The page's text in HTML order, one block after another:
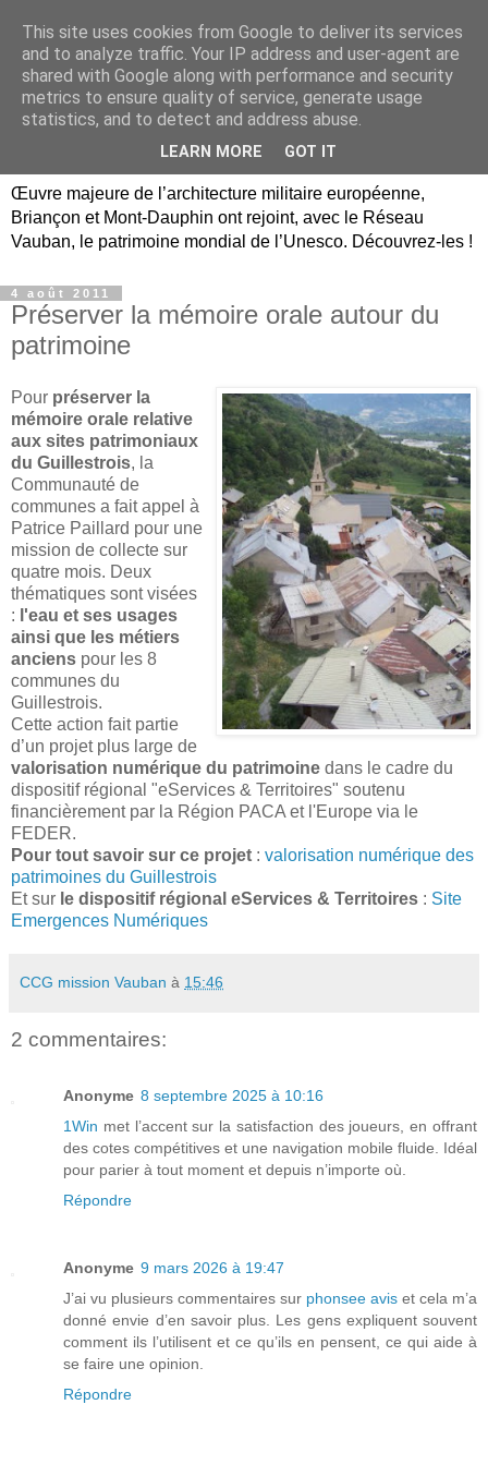
Briançon, Mont-Dauphin,
Vauban Unesco Hautes-
Œuvre majeure de l’architecture militaire européenne,
Briançon et Mont-Dauphin ont rejoint, avec le Réseau
Vauban, le patrimoine mondial de l’Unesco. Découvrez-les !
4 août 2011
Préserver la mémoire orale autour du
patrimoine
Pour préserver la
mémoire orale relative
aux sites patrimoniaux
du Guillestrois, la
Communauté de
communes a fait appel à
Patrice Paillard pour une
mission de collecte sur
quatre mois. Deux
thématiques sont visées
: l'eau et ses usages
ainsi que les métiers
anciens pour les 8
communes du
Guillestrois.
Cette action fait partie
d’un projet plus large de
valorisation numérique du patrimoine dans le cadre du
dispositif régional "eServices & Territoires" soutenu
financièrement par la Région PACA et l'Europe via le
FEDER.
Pour tout savoir sur ce projet : valorisation numérique des
patrimoines du Guillestrois
Et sur le dispositif régional eServices & Territoires : Site
Emergences Numériques
CCG mission Vauban à 15:46
2 commentaires:
Anonyme 8 septembre 2025 à 10:16
1Win met l’accent sur la satisfaction des joueurs, en offrant
des cotes compétitives et une navigation mobile fluide. Idéal
pour parier à tout moment et depuis n’importe où.
Répondre
Anonyme 9 mars 2026 à 19:47
J’ai vu plusieurs commentaires sur phonsee avis et cela m’a
donné envie d’en savoir plus. Les gens expliquent souvent
comment ils l’utilisent et ce qu’ils en pensent, ce qui aide à
se faire une opinion.
Répondre
This site uses cookies from Google to deliver its services
and to analyze traffic. Your IP address and user-agent are
shared with Google along with performance and security
metrics to ensure quality of service, generate usage
statistics, and to detect and address abuse.
LEARN MORE GOT IT